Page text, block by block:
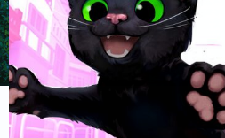
お問い合わせ
プライバシーポリシー・免責
サイトマップ -site map-